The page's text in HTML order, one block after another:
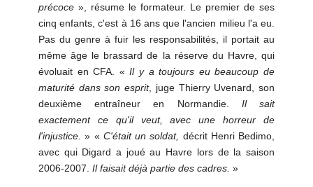
précoce », résume le formateur. Le premier de ses
cinq enfants, c'est à 16 ans que l'ancien milieu l'a eu.
Pas du genre à fuir les responsabilités, il portait au
même âge le brassard de la réserve du Havre, qui
évoluait en CFA. «Il y a toujours eu beaucoup de
maturité dans son esprit, juge Thierry Uvenard, son
deuxième entraîneur en Normandie. Il sait
exactement ce qu'il veut, avec une horreur de
l'injustice. » « C'était un soldat, décrit Henri Bedimo,
avec qui Digard a joué au Havre lors de la saison
2006-2007. Il faisait déjà partie des cadres. »